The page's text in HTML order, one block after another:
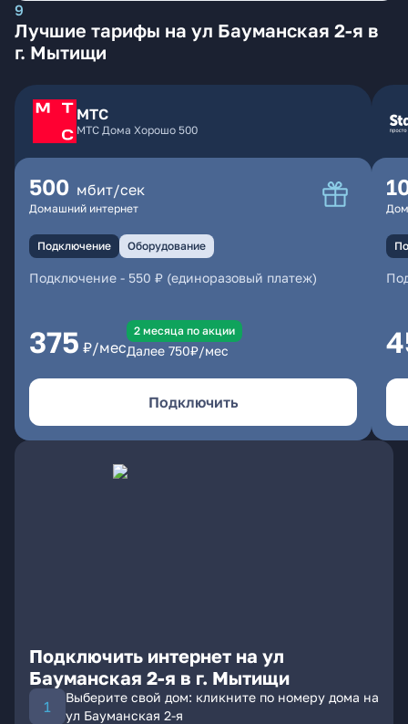
9
Лучшие тарифы на ул Бауманская 2-я в
г. Мытищи
МТС
МТС Дома Хорошо 500
500 мбит/сек
Домашний интернет
Подключение Оборудование
Подключение - 550 ₽ (единоразовый платеж)
375 ₽/мес
2 месяцa по акции
Далее 750₽/мес
Подключить
Подключить интернет на ул
Бауманская 2-я в г. Мытищи
Выберите свой дом: кликните по номеру дома на
ул Бауманская 2-я